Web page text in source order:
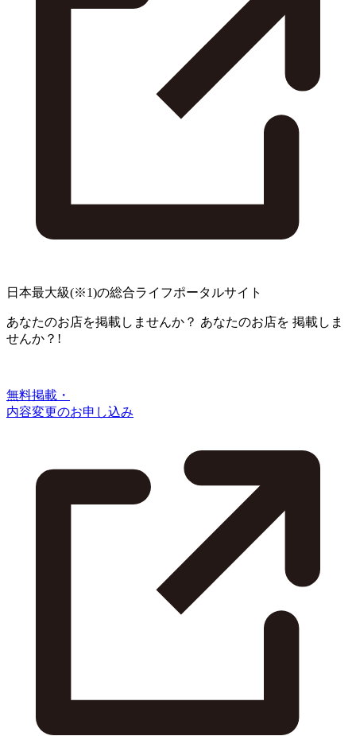
日本最大級(※1)の総合ライフポータルサイト
あなたのお店を掲載しませんか？ あなたのお店を 掲載しま
せんか？!
無料掲載・
内容変更のお申し込み